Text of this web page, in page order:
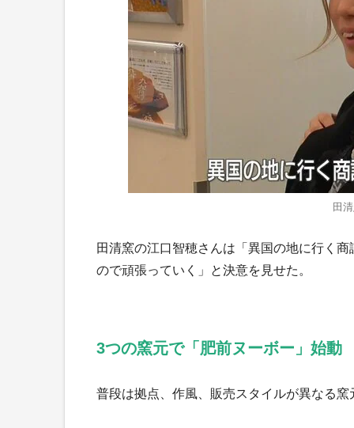
田
田清窯の江口智穂さんは「異国の地に行く
ので頑張っていく」と決意を見せた。
3つの窯元で「肥前ヌーボー」始動
普段は拠点、作風、販売スタイルが異なる